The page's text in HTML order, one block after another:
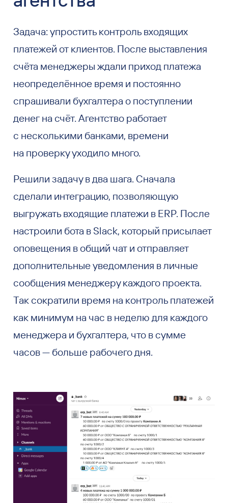
Задача: упростить контроль входящих
платежей от клиентов. После выставления
счёта менеджеры ждали приход платежа
неопределённое время и постоянно
спрашивали бухгалтера о поступлении
денег на счёт. Агентство работает
с несколькими банками, времени
на проверку уходило много.
Решили задачу в два шага. Сначала
сделали интеграцию, позволяющую
выгружать входящие платежи в ERP. После
настроили бота в Slack, который присылает
оповещения в общий чат и отправляет
дополнительные уведомления в личные
сообщения менеджеру каждого проекта.
Так сократили время на контроль платежей
как минимум на час в неделю для каждого
менеджера и бухгалтера, что в сумме
часов — больше рабочего дня.